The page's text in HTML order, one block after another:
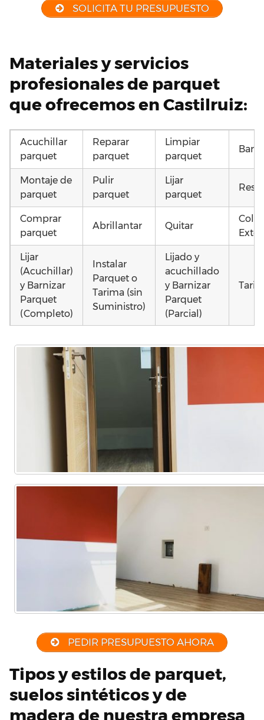
SOLICITA TU PRESUPUESTO
Materiales y servicios
profesionales de parquet
que ofrecemos en Castilruiz:
Acuchillar
parquet
Reparar
parquet
Limpiar
parquet
Montaje de
parquet
Pulir
parquet
Lijar
parquet
Comprar
parquet
Abrillantar Quitar
Lijar
(Acuchillar)
y Barnizar
Parquet
(Completo)
Instalar
Parquet o
Tarima (sin
Suministro)
Lijado y
acuchillado
y Barnizar
Parquet
(Parcial)
parquet o
Comercial
Tarima
(Completa)
parquet o
Vivienda
PEDIR PRESUPUESTO AHORA
Tipos y estilos de parquet,
suelos sintéticos y de
madera de nuestra empresa